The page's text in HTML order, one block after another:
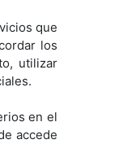
que
los
utilizar
en el
accede